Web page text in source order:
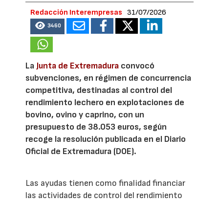
Redacción Interempresas 31/07/2026
3460
La Junta de Extremadura convocó
subvenciones, en régimen de concurrencia
competitiva, destinadas al control del
rendimiento lechero en explotaciones de
bovino, ovino y caprino, con un
presupuesto de 38.053 euros, según
recoge la resolución publicada en el Diario
Oficial de Extremadura (DOE).
Las ayudas tienen como finalidad financiar
las actividades de control del rendimiento